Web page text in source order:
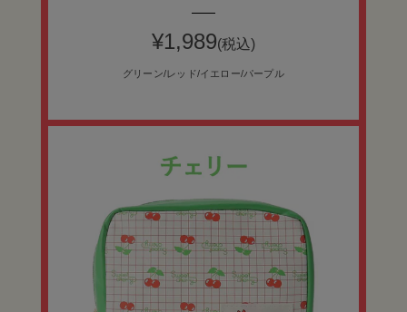
¥1,989(税込)
グリーン/レッド/イエロー/パープル